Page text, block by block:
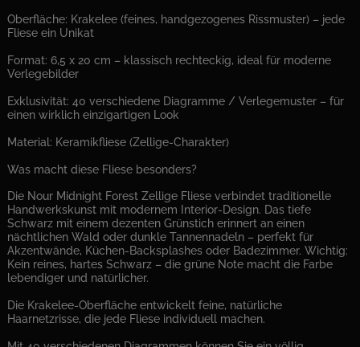
Oberfläche: Krakelee (feines, handgezogenes Rissmuster) – jede
Fliese ein Unikat
Format: 6,5 x 20 cm – klassisch rechteckig, ideal für moderne
Verlegebilder
Exklusivität: 40 verschiedene Diagramme / Verlegemuster – für
einen wirklich einzigartigen Look
Material: Keramikfliese (Zellige-Charakter)
Was macht diese Fliese besonders?
Die Nour Midnight Forest Zellige Fliese verbindet traditionelle
Handwerkskunst mit modernem Interior-Design. Das tiefe
Schwarz mit einem dezenten Grünstich erinnert an einen
nächtlichen Wald oder dunkle Tannennadeln – perfekt für
Akzentwände, Küchen-Backsplashes oder Badezimmer. Wichtig:
Kein reines, hartes Schwarz – die grüne Note macht die Farbe
lebendiger und natürlicher.
Die Krakelee-Oberfläche entwickelt feine, natürliche
Haarnetzrisse, die jede Fliese individuell machen.